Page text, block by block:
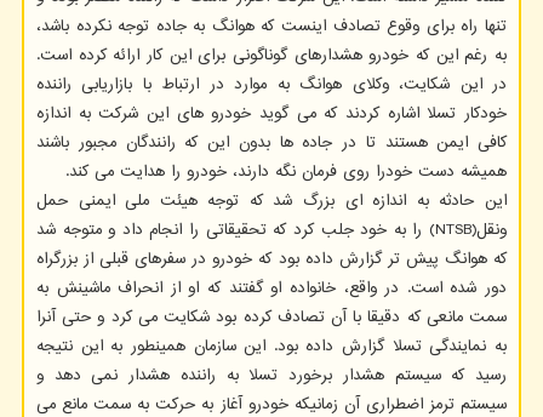
تنها راه برای وقوع تصادف اینست که هوانگ به جاده توجه نکرده باشد،
به رغم این که خودرو هشدارهای گوناگونی برای این کار ارائه کرده است.
در این شکایت، وکلای هوانگ به موارد در ارتباط با بازاریابی راننده
خودکار تسلا اشاره کردند که می گوید خودرو های این شرکت به اندازه
کافی ایمن هستند تا در جاده ها بدون این که رانندگان مجبور باشند
همیشه دست خودرا روی فرمان نگه دارند، خودرو را هدایت می کند.
این حادثه به اندازه ای بزرگ شد که توجه هیئت ملی ایمنی حمل
ونقل(NTSB) را به خود جلب کرد که تحقیقاتی را انجام داد و متوجه شد
که هوانگ پیش تر گزارش داده بود که خودرو در سفرهای قبلی از بزرگراه
دور شده است. در واقع، خانواده او گفتند که او از انحراف ماشینش به
سمت مانعی که دقیقا با آن تصادف کرده بود شکایت می کرد و حتی آنرا
به نمایندگی تسلا گزارش داده بود. این سازمان همینطور به این نتیجه
رسید که سیستم هشدار برخورد تسلا به راننده هشدار نمی دهد و
سیستم ترمز اضطراری آن زمانیکه خودرو آغاز به حرکت به سمت مانع می